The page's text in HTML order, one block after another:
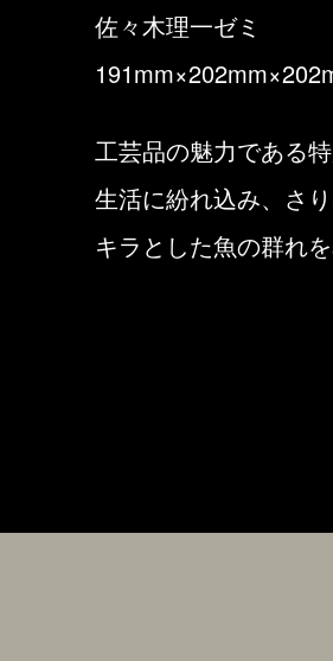
佐々木理一ゼミ
工芸品の魅力である
生活に紛れ込み、さ
キラとした魚の群れ